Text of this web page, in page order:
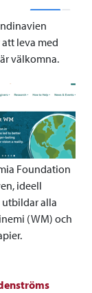
leva med
välkomna.
Foundation
ideell
alla
(WM) och